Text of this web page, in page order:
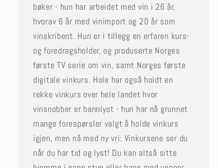
bøker - hun har arbeidet med vin i 26 år,
hvorav 6 år med vinimport og 20 år som
vinskribent. Hun er i tillegg en erfaren kurs-
og foredragsholder, og produserte Norges
første TV serie om vin, samt Norges første
digitale vinkurs. Hole har også holdt en
rekke vinkurs over hele landet hvor
vinsnobber er bannlyst - hun har nå grunnet
mange forespørsler valgt å holde vinkurs
igjen, men nå med ny vri: Vinkursene ser du
når du har tid og lyst! Du kan altså sitte